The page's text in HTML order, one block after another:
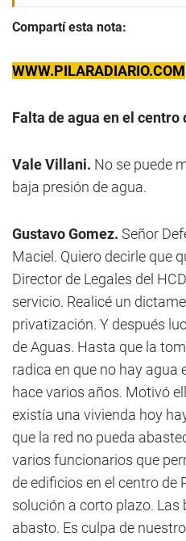
Compartí esta nota:
WWW.PILARADIARIO.COM
Falta de agua en el centro
Vale Villani. No se puede
baja presión de agua.
Gustavo Gomez. Señor
Maciel. Quiero decirle que
Director de Legales del
servicio. Realicé un
privatización. Y después
de Aguas. Hasta que la
radica en que no hay agua
hace varios años. Motivó
existía una vivienda hoy
que la red no pueda
varios funcionarios que
de edificios en el centro de
solución a corto plazo. Las
abasto. Es culpa de